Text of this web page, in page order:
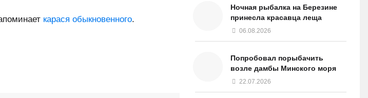
карася обыкновенного.
Ночная рыбалка на Березине
принесла красавца леща
06.08.2026
Попробовал порыбачить
возле дамбы Минского моря
22.07.2026